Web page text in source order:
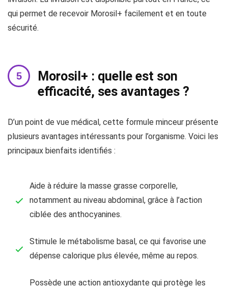
qui permet de recevoir Morosil+ facilement et en toute
sécurité.
Morosil+ : quelle est son
efficacité, ses avantages ?
D’un point de vue médical, cette formule minceur présente
plusieurs avantages intéressants pour l’organisme. Voici les
principaux bienfaits identifiés :
Aide à réduire la masse grasse corporelle,
notamment au niveau abdominal, grâce à l’action
ciblée des anthocyanines.
Stimule le métabolisme basal, ce qui favorise une
dépense calorique plus élevée, même au repos.
Possède une action antioxydante qui protège les